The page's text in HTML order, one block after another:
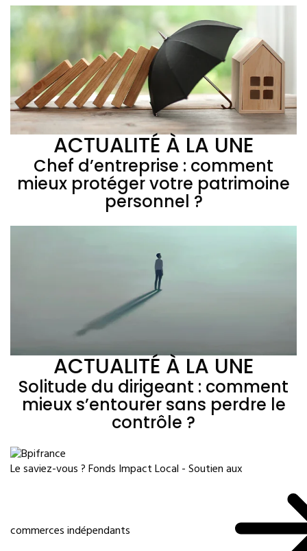
ACTUALITÉ À LA UNE
Chef d’entreprise : comment
mieux protéger votre patrimoine
personnel ?
ACTUALITÉ À LA UNE
Solitude du dirigeant : comment
mieux s’entourer sans perdre le
contrôle ?
Le saviez-vous ?Fonds Impact Local - Soutien aux
commerces indépendants